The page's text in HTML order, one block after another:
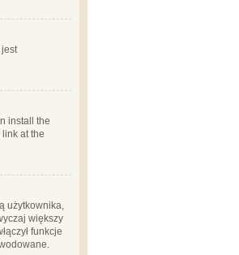
jest
install the
at the
użytkownika,
większy
funkcje